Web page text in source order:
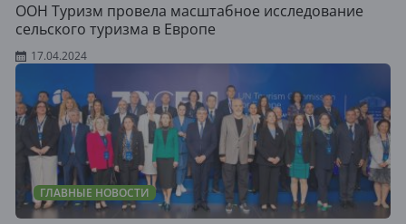
ООН Туризм провела масштабное исследование
сельского туризма в Европе
17.04.2024
ГЛАВНЫЕ НОВОСТИ